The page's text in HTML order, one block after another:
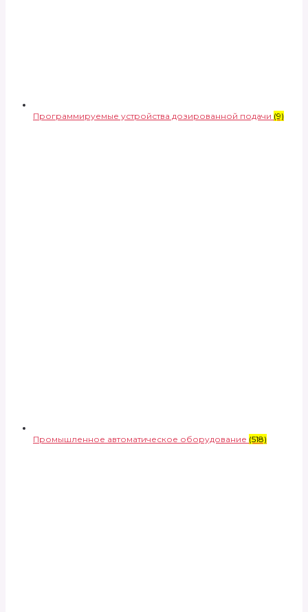
Программируемые устройства дозированной подачи (9)
Промышленное автоматическое оборудование (518)